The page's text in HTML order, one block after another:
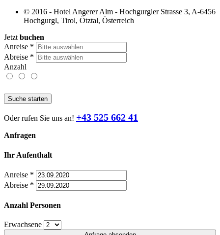
© 2016 - Hotel Angerer Alm - Hochgurgler Strasse 3, A-6456
Hochgurgl, Tirol, Ötztal, Österreich
Jetzt buchen
Anreise *
Abreise *
Anzahl
Suche starten
Oder rufen Sie uns an! +43 525 662 41
Anfragen
Ihr Aufenthalt
Anreise *
Abreise *
Anzahl Personen
Erwachsene